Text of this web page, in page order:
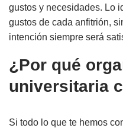
gustos y necesidades. Lo
gustos de cada anfitrión,
intención siempre será
¿Por qué
universitaria
Si todo lo que te hemos